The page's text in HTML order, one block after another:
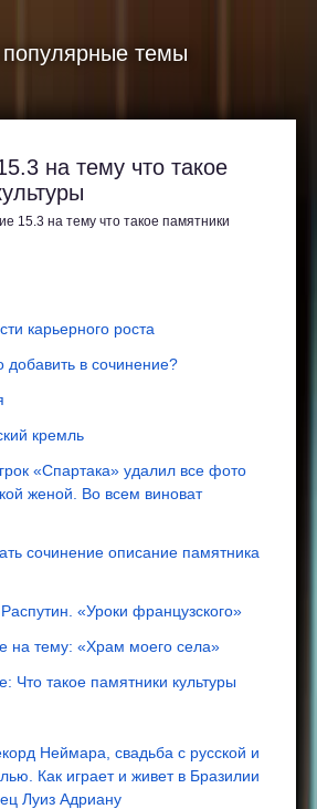
темы
на тему что такое
15.3 на тему что такое памятники
карьерного роста
добавить в сочинение?
кремль
«Спартака» удалил все фото
женой. Во всем виноват
сочинение описание памятника
«Уроки французского»
на тему: «Храм моего села»
Что такое памятники культуры
Неймара, свадьба с русской и
Как играет и живет в Бразилии
Луиз Адриану